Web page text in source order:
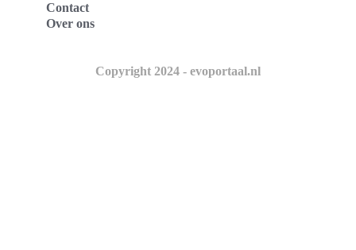
Contact
Over ons
Copyright 2024 - evoportaal.nl